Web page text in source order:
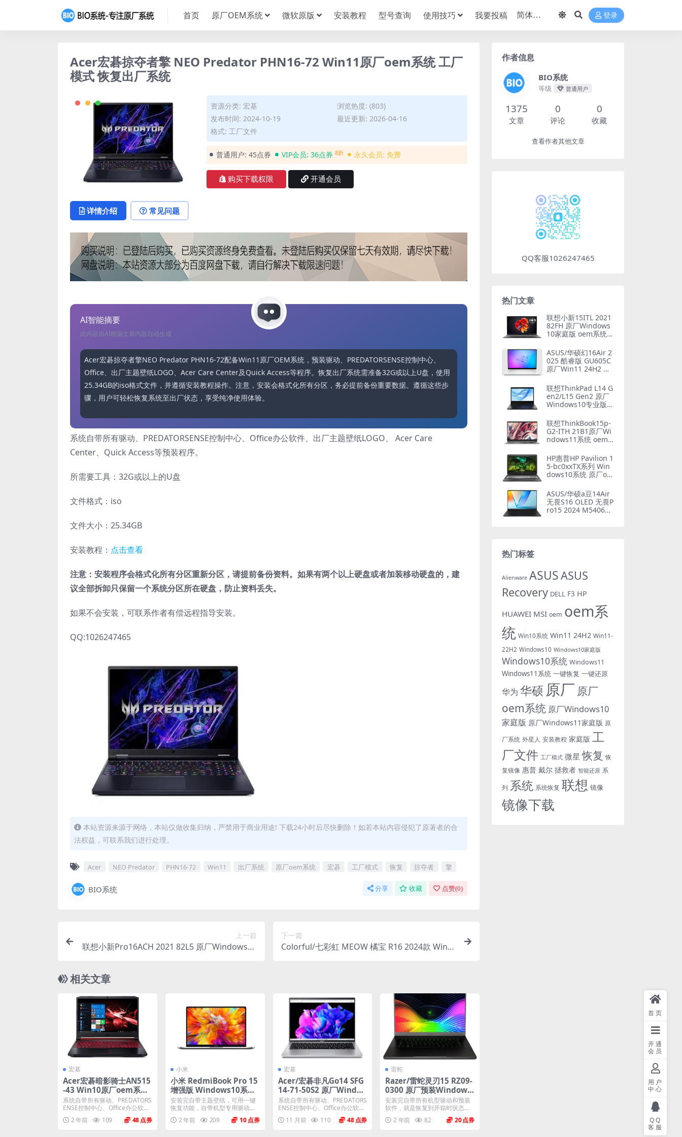
首页 原厂OEM系统 微软原版 安装教程 型号查询 使用技巧 我要投稿 登录
Acer宏碁掠夺者擎 NEO Predator PHN16-72 Win11原厂oem系统 工厂
模式 恢复出厂系统
资源分类: 宏基
浏览热度: (803)
发布时间: 2024-10-19
最近更新: 2026-04-16
格式: 工厂文件
普通用户: 45点券 VIP会员: 36点券 8折 永久会员: 免费
购买下载权限 开通会员
详情介绍 常见问题
AI智能摘要
此内容由AI根据文章内容自动生成
Acer宏碁掠夺者擎NEO Predator PHN16-72配备Win11原厂OEM系统，预装驱动、PREDATORSENSE控制中心、
Office、出厂主题壁纸LOGO、Acer Care Center及Quick Access等程序。恢复出厂系统需准备32G或以上U盘，使用
25.34GB的iso格式文件，并遵循安装教程操作。注意，安装会格式化所有分区，务必提前备份重要数据。遵循这些步
骤，用户可轻松恢复系统至出厂状态，享受纯净使用体验。
系统自带所有驱动、PREDATORSENSE控制中心、Office办公软件、出厂主题壁纸LOGO、 Acer Care
Center、Quick Access等预装程序。
所需要工具：32G或以上的U盘
文件格式：iso
文件大小：25.34GB
安装教程： 点击查看
注意：安装程序会格式化所有分区重新分区，请提前备份资料。如果有两个以上硬盘或者加装移动硬盘的，建
议全部拆卸只保留一个系统分区所在硬盘，防止资料丢失。
如果不会安装，可联系作者有偿远程指导安装。
QQ:1026247465
本站资源来源于网络，本站仅做收集归纳，严禁用于商业用途! 下载24小时后尽快删除！如若本站内容侵犯了原著者的合
法权益，可联系我们进行处理。
Acer NEO Predator PHN16-72 Win11 出厂系统 原厂oem系统 宏碁 工厂模式 恢复 掠夺者 擎
BIO系统 分享 收藏 点赞(0)
上一篇
联想小新Pro16ACH 2021 82L5 原厂Windows10
下一篇
Colorful/七彩虹 MEOW 橘宝 R16 2024款 Win1
相关文章
宏基
Acer宏碁暗影骑士AN515
-43 Win10原厂oem系统
工厂模式 恢复出厂系统
系统自带所有驱动、PREDATORS
ENSE控制中心、Office办公软
件、出厂...
2 年前 109 48
小米
小米 RedmiBook Pro 15
增强版 Windows10系统
原厂oem系统镜像
安装完自带主题壁纸，可用一键
恢复功能，自带机型专用驱动和
软件，将电脑恢复到出厂时...
2 年前 209 10
宏基
Acer/宏碁非凡Go14 SFG
14-71-50S2 原厂Windo
ws11系统 工厂文件 带一
键恢复
系统自带所有驱动、PREDATORS
ENSE控制中心、Office办公软
件、出厂...
11 月前 110 48
雷蛇
Razer/雷蛇灵刃15 RZ09-
0300 原厂预装Windows
10系统 oem出厂系统
安装完自带所有机型驱动和预装
软件，就是恢复到开箱时状态，
带隐藏恢复分区。 格式：...
2 年前 82 20
作者信息
BIO系统
等级 普通用户
1375
文章
0
评论
0
收藏
查看作者其他文章
QQ客服1026247465
热门文章
联想小新15ITL 2021
82FH 原厂Windows
10家庭版 oem系统镜
ASUS/华硕幻16Air 2
025 酷睿版 GU605C
原厂Win11 24H2 家
带ASUS Recovery恢
复
联想ThinkPad L14 G
en2/L15 Gen2 原厂
Windows10专业版 o
联想ThinkBook15p-
G2-ITH 21B1原厂Wi
ndows11系统 oem
HP惠普HP Pavilion 1
5-bc0xxTX系列 Win
dows10系统 原厂oe
ASUS/华硕a豆14Air
无畏S16 OLED 无畏P
ro15 2024 M5406U
热门标签
Alienware ASUSASUS
Recovery DELL F3 HP
HUAWEI MSI oem oem系
统 Win10系统 Win11 24H2 Win11-
22H2 Windows10 Windows10家庭版
Windows10系统 Windows11
Windows11系统 一键恢复 一键还原
华为 华硕 原厂 原厂
oem系统 原厂Windows10
家庭版 原厂Windows11家庭版 原
厂系统 外星人 安装教程 家庭版 工
厂文件 工厂模式 微星 恢复 恢
复镜像 惠普 戴尔 拯救者 智能还原 系
列 系统 系统恢复 联想 镜像
镜像下载
首页
开通
会员
用户
中心
QQ
客服